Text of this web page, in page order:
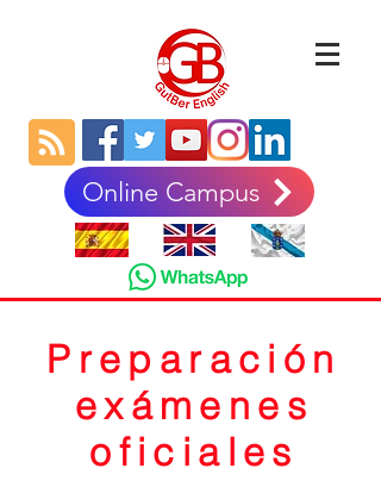
Online Campus
Preparación
exámenes
oficiales